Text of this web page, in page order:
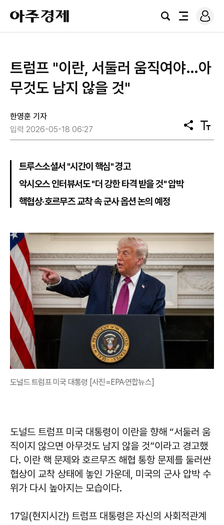
아
주
경
검
전
로
그
트럼프 "이란, 서둘러 움직여야…아
무것도 남지 않을 것"
한영훈 기자
입력 2026-05-18 06:27
공
유
텍
스
트루스소셜서 "시간이 핵심" 경고
악시오스 인터뷰서도 "더 강한 타격 받을 것" 압박
핵협상·호르무즈 교착 속 군사 옵션 논의 예정
도널드 트럼프 미국 대통령 [사진=EPA·연합뉴스]
도널드 트럼프 미국 대통령이 이란을 향해 “서둘러 움
직이지 않으면 아무것도 남지 않을 것”이라고 경고했
다. 이란 핵 문제와 호르무즈 해협 통항 문제를 둘러싼
협상이 교착 상태에 놓인 가운데, 미국의 군사 압박 수
위가 다시 높아지는 모습이다.
17일(현지시간) 트럼프 대통령은 자신의 사회적관계